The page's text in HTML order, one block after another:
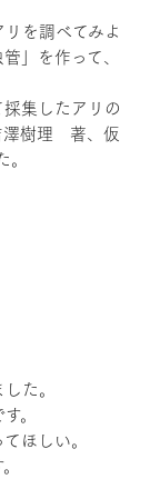
を調べてみよ
」を作って、
集したアリの
澤樹理 著、仮
た。
。
ほしい。